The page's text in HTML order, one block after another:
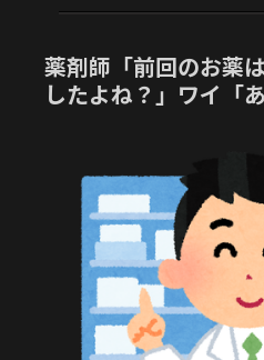
薬剤師「前回のお薬
したよね？」ワイ「